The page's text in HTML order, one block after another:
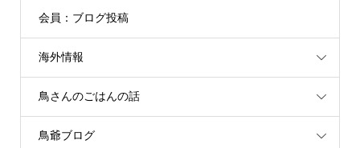
会員：ブログ投稿
海外情報
鳥さんのごはんの話
鳥爺ブログ